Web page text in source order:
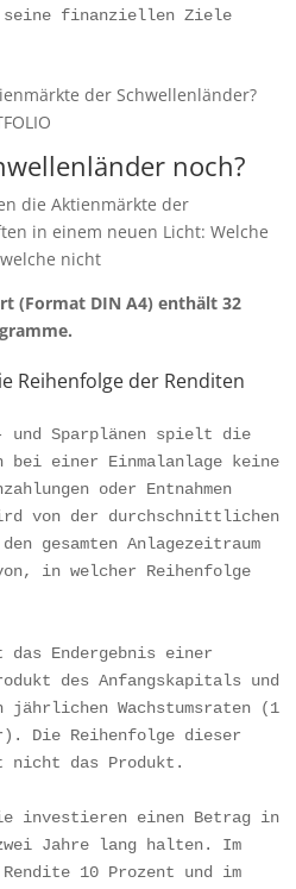
finanziellen Ziele
noch?
die Aktienmärkte der
in einem neuen Licht: Welche
nicht
(Format DIN A4) enthält 32
Reihenfolge der Renditen
und Sparplänen spielt die
bei einer Einmalanlage keine
oder Entnahmen
von der durchschnittlichen
gesamten Anlagezeitraum
in welcher Reihenfolge
das Endergebnis einer
des Anfangskapitals und
jährlichen Wachstumsraten (1
Die Reihenfolge dieser
nicht das Produkt.
investieren einen Betrag in
Jahre lang halten. Im
10 Prozent und im